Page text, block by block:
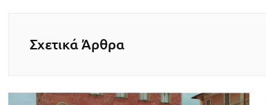
Σχετικά Άρθρα